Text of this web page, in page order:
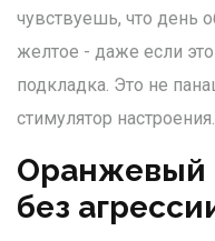
чувствуешь, что день
желтое - даже если
подкладка. Это не
стимулятор настроения.
Оранжевый
без